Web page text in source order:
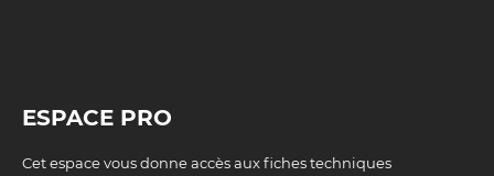
ESPACE PRO
Cet espace vous donne accès aux fiches techniques